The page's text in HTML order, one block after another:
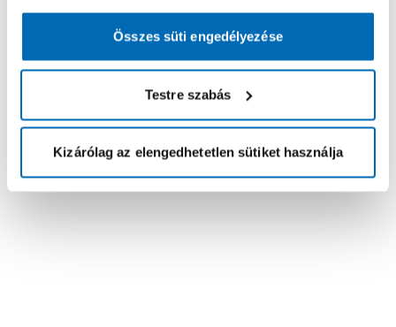
Összes süti engedélyezése
Testre szabás
Kizárólag az elengedhetetlen sütiket használja